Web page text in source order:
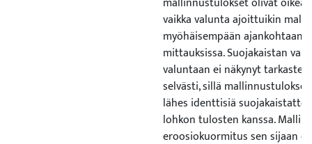
vaikka valunta ajoittuikin
myöhäisempään ajankohtaan
mittauksissa. Suojakaistan
valuntaan ei näkynyt
selvästi, sillä
lähes identtisiä
lohkon tulosten kanssa.
eroosiokuormitus sen sijaan